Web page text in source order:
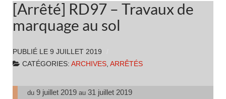
[Arrêté] RD97 – Travaux de
marquage au sol
PUBLIÉ LE 9 JUILLET 2019
CATÉGORIES: ARCHIVES, ARRÊTÉS
du 9 juillet 2019 au 31 juillet 2019